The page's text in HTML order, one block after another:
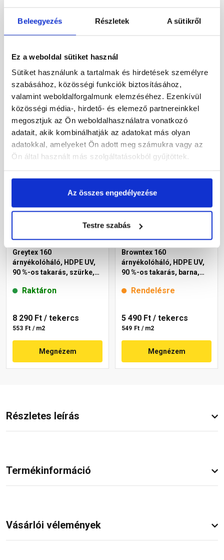
Beleegyezés Részletek A sütikről
Ez a weboldal sütiket használ
Sütiket használunk a tartalmak és hirdetések személyre
szabásához, közösségi funkciók biztosításához,
valamint weboldalforgalmunk elemzéséhez. Ezenkívül
közösségi média-, hirdető- és elemező partnereinkkel
megosztjuk az Ön weboldalhasználatra vonatkozó
adatait, akik kombinálhatják az adatokat más olyan
adatokkal, amelyeket Ön adott meg számukra vagy az
Ön által használt más szolgáltatásokból gyűjtöttek.
Az összes engedélyezése
Testre szabás
Greytex 160
90 %-os takarás, szürke,
1,8x10 m
Raktáron
9 990 Ft / tekercs
555 Ft / m2
Megnézem
1x10 m
Raktáron
5 090 Ft / tekercs
509 Ft / m2
Megnézem
Greytex 160
árnyékolóháló, HDPE UV,
90 %-os takarás, szürke,
Raktáron
8 290 Ft / tekercs
553 Ft / m2
Megnézem
Browntex 160
árnyékolóháló, HDPE UV,
90 %-os takarás, barna,
Rendelésre
5 490 Ft / tekercs
549 Ft / m2
Megnézem
Részletes leírás
Termékinformáció
Vásárlói vélemények